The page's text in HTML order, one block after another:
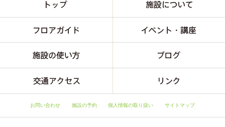
お問い合わせ 施設の予約 個人情報の取り扱い サイトマップ